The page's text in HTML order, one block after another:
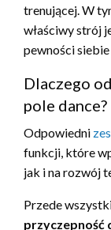
trenującej. W
właściwy strój
pewności
Dlaczego
pole dance?
Odpowiedni
funkcji, które
jak i na rozwój
Przede
przyczepność